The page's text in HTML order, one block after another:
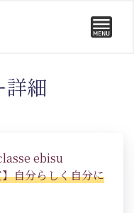
詳細
ebisu
自分らしく自分に